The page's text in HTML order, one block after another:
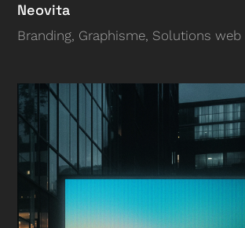
Neovita
Branding, Graphisme, Solutions web